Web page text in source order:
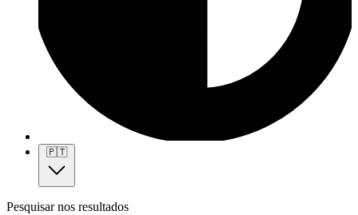
🇵🇹
Pesquisar nos resultados